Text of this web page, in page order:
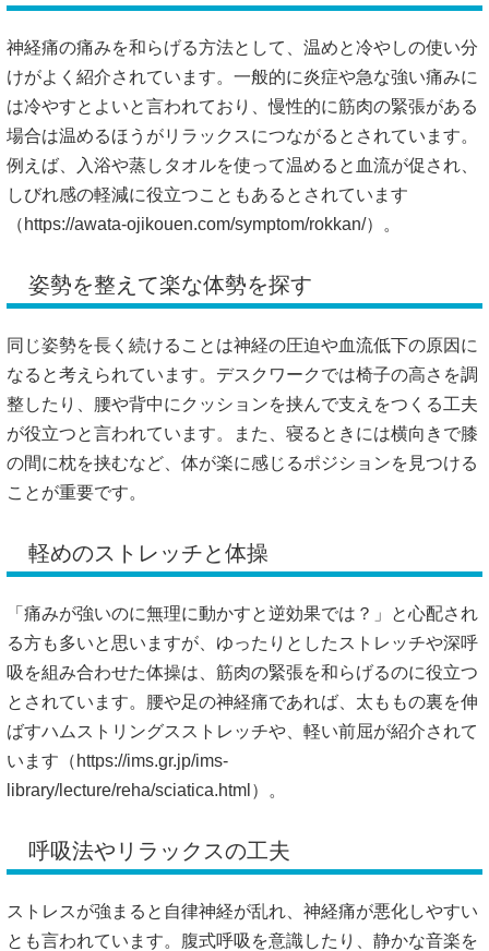
神経痛の痛みを和らげる方法として、温めと冷やしの使い分
けがよく紹介されています。一般的に炎症や急な強い痛みに
は冷やすとよいと言われており、慢性的に筋肉の緊張がある
場合は温めるほうがリラックスにつながるとされています。
例えば、入浴や蒸しタオルを使って温めると血流が促され、
しびれ感の軽減に役立つこともあるとされています
（ https://awata-ojikouen.com/symptom/rokkan/）。
姿勢を整えて楽な体勢を探す
同じ姿勢を長く続けることは神経の圧迫や血流低下の原因に
なると考えられています。デスクワークでは椅子の高さを調
整したり、腰や背中にクッションを挟んで支えをつくる工夫
が役立つと言われています。また、寝るときには横向きで膝
の間に枕を挟むなど、体が楽に感じるポジションを見つける
ことが重要です。
軽めのストレッチと体操
「痛みが強いのに無理に動かすと逆効果では？」と心配され
る方も多いと思いますが、ゆったりとしたストレッチや深呼
吸を組み合わせた体操は、筋肉の緊張を和らげるのに役立つ
とされています。腰や足の神経痛であれば、太ももの裏を伸
ばすハムストリングスストレッチや、軽い前屈が紹介されて
います（ https://ims.gr.jp/ims-
library/lecture/reha/sciatica.html）。
呼吸法やリラックスの工夫
ストレスが強まると自律神経が乱れ、神経痛が悪化しやすい
とも言われています。腹式呼吸を意識したり、静かな音楽を